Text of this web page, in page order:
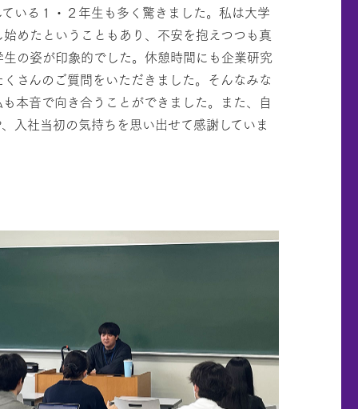
いる１・２年生も多く驚きました。私は大学
めたということもあり、不安を抱えつつも真
の姿が印象的でした。休憩時間にも企業研究
さんのご質問をいただきました。そんなみな
本音で向き合うことができました。また、自
入社当初の気持ちを思い出せて感謝していま